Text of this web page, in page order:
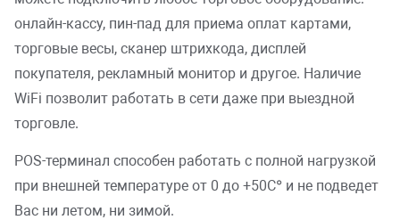
онлайн-кассу, пин-пад для приема оплат картами,
торговые весы, сканер штрихкода, дисплей
покупателя, рекламный монитор и другое. Наличие
WiFi позволит работать в сети даже при выездной
торговле.
POS-терминал способен работать с полной нагрузкой
при внешней температуре от 0 до +50С° и не подведет
Вас ни летом, ни зимой.